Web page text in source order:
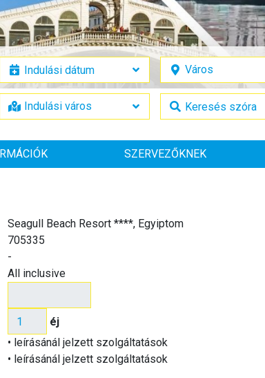
SZERVEZŐKNEK
Seagull Beach Resort ****, Egyiptom
705335
-
All inclusive
éj
• leírásánál jelzett szolgáltatások
• leírásánál jelzett szolgáltatások